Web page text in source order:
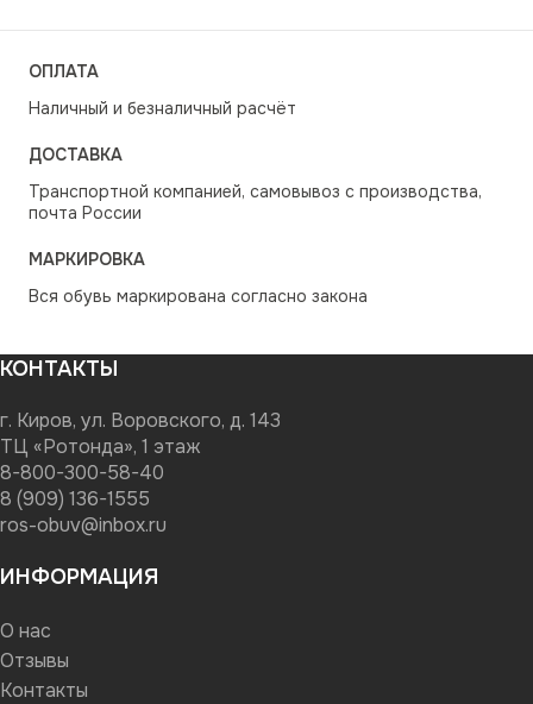
ОПЛАТА
Наличный и безналичный расчёт
ДОСТАВКА
Транспортной компанией, самовывоз с производства,
почта России
МАРКИРОВКА
Вся обувь маркирована согласно закона
КОНТАКТЫ
г. Киров, ул. Воровского, д. 143
ТЦ «Ротонда», 1 этаж
8-800-300-58-40
8 (909) 136-1555
ros-obuv@inbox.ru
ИНФОРМАЦИЯ
О нас
Отзывы
Контакты